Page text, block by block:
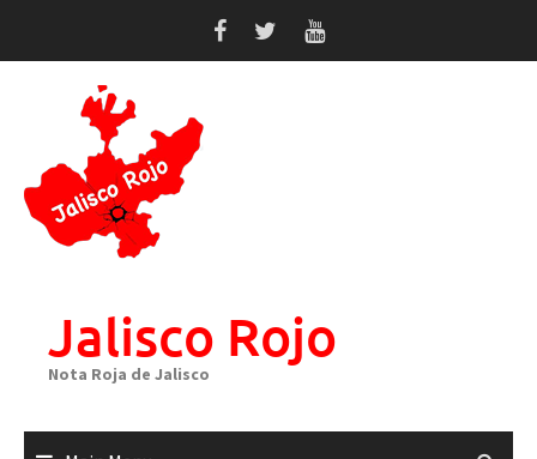
Jalisco Rojo
Nota Roja de Jalisco